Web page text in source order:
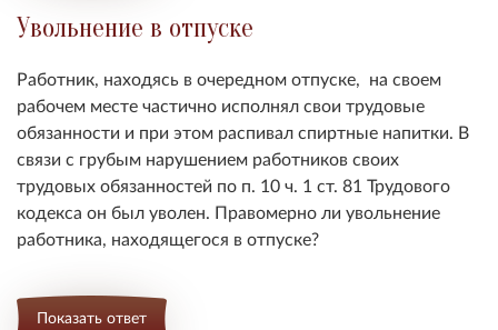
Увольнение в отпуске
Работник, находясь в очередном отпуске, на своем
рабочем месте частично исполнял свои трудовые
обязанности и при этом распивал спиртные напитки. В
связи с грубым нарушением работников своих
трудовых обязанностей по п. 10 ч. 1 ст. 81 Трудового
кодекса он был уволен. Правомерно ли увольнение
работника, находящегося в отпуске?
Показать ответ